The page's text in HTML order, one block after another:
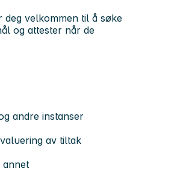
deg velkommen til å søke
og attester når de
andre instanser
av tiltak
annet